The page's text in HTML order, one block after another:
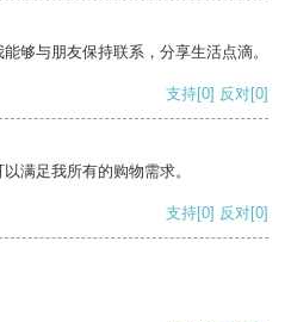
够与朋友保持联系，分享生活点滴。
支持[0] 反对[0]
满足我所有的购物需求。
支持[0] 反对[0]